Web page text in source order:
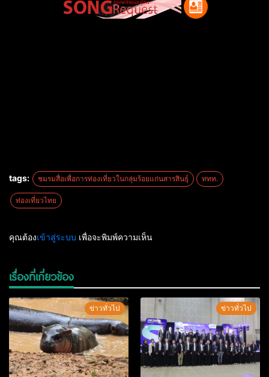
tags: ชมรมสื่อเพื่อการท่องเที่ยวในกลุ่มร้อยแก่นสารสินธุ์ ททท.
ท่องเที่ยวไทย
คุณต้องเข้าสู่ระบบ เพื่อจะพิมพ์ความเห็น
เรื่องที่เกี่ยวข้อง
ข่าวทั่วไป ข่าวทั่วไป